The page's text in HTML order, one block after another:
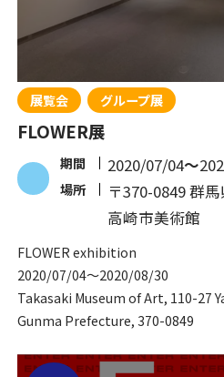
展覧会 グループ展
FLOWER展
期間 2020/07/04〜
場所
〒370-0849 群
高崎市美術館
FLOWER exhibition
2020/07/04〜2020/08/30
Takasaki Museum of Art, 110-27
Gunma Prefecture, 370-0849